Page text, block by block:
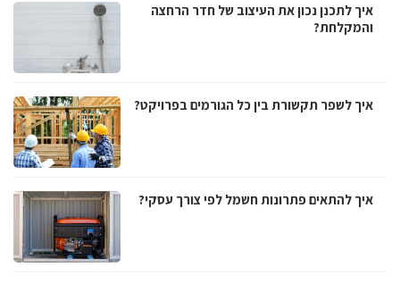
איך לתכנן נכון את העיצוב של חדר הרחצה
והמקלחת?
איך לשפר תקשורת בין כל הגורמים בפרויקט?
איך להתאים פתרונות חשמל לפי צורך עסקי?